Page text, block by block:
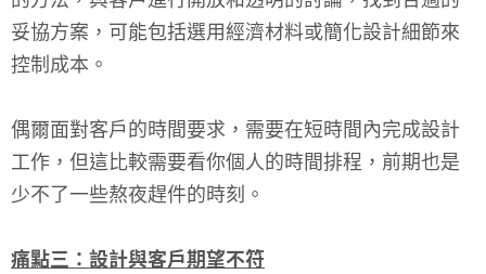
妥協方案，可能包括選用經濟材料或簡化設計細節來
控制成本。
偶爾面對客戶的時間要求，需要在短時間內完成設計
工作，但這比較需要看你個人的時間排程，前期也是
少不了一些熬夜趕件的時刻。
痛點三：設計與客戶期望不符